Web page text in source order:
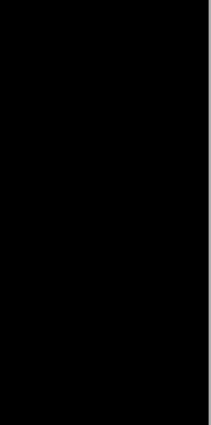
Inglés):
turco):